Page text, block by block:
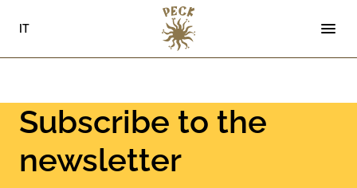
Skip
IT
Subscribe to the
newsletter